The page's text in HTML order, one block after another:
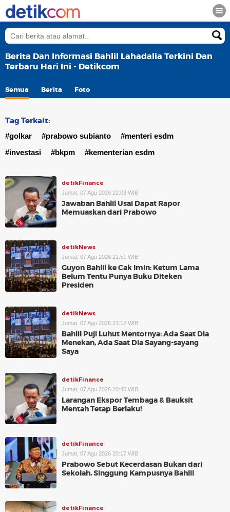
Berita Dan Informasi Bahlil Lahadalia Terkini Dan
Terbaru Hari Ini - Detikcom
Semua Berita Foto
Tag Terkait:
#golkar #prabowo subianto
#menteri esdm
#investasi
#bkpm #kementerian esdm
detikFinance
Jumat, 07 Agu 2026 22:03 WIB
Jawaban Bahlil Usai Dapat Rapor
Memuaskan dari Prabowo
detikNews
Jumat, 07 Agu 2026 21:51 WIB
Guyon Bahlil ke Cak Imin: Ketum Lama
Belum Tentu Punya Buku Diteken
Presiden
detikNews
Jumat, 07 Agu 2026 21:12 WIB
Bahlil Puji Luhut Mentornya: Ada Saat Dia
Menekan, Ada Saat Dia Sayang-sayang
Saya
detikFinance
Jumat, 07 Agu 2026 20:45 WIB
Larangan Ekspor Tembaga & Bauksit
Mentah Tetap Berlaku!
detikFinance
Jumat, 07 Agu 2026 20:17 WIB
Prabowo Sebut Kecerdasan Bukan dari
Sekolah, Singgung Kampusnya Bahlil
detikFinance